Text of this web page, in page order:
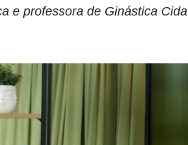
e professora de Ginástica Cida